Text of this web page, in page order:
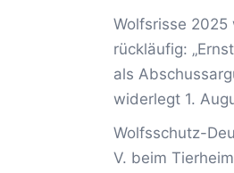
Wolfsrisse 2025
rückläufig:
als
widerlegt 1.
Wolfsschutz-
V. beim